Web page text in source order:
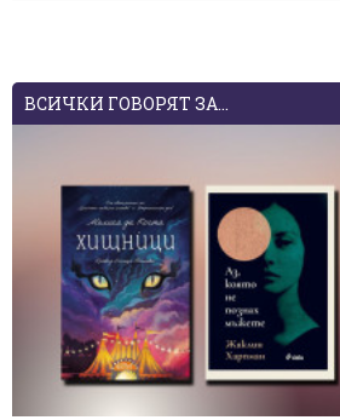
ВСИЧКИ ГОВОРЯТ ЗА...